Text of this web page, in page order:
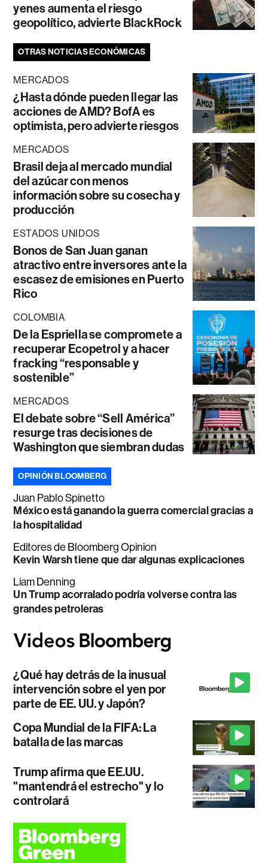
yenes aumenta el riesgo
geopolítico, advierte BlackRock
OTRAS NOTICIAS ECONÓMICAS
MERCADOS
¿Hasta dónde pueden llegar las
acciones de AMD? BofA es
optimista, pero advierte riesgos
MERCADOS
Brasil deja al mercado mundial
del azúcar con menos
información sobre su cosecha y
producción
ESTADOS UNIDOS
Bonos de San Juan ganan
atractivo entre inversores ante la
escasez de emisiones en Puerto
Rico
COLOMBIA
De la Espriella se compromete a
recuperar Ecopetrol y a hacer
fracking “responsable y
sostenible”
MERCADOS
El debate sobre “Sell América”
resurge tras decisiones de
Washington que siembran dudas
OPINIÓN BLOOMBERG
Juan Pablo Spinetto
México está ganando la guerra comercial gracias a
la hospitalidad
Editores de Bloomberg Opinion
Kevin Warsh tiene que dar algunas explicaciones
Liam Denning
Un Trump acorralado podría volverse contra las
grandes petroleras
¿Qué hay detrás de la inusual
intervención sobre el yen por
parte de EE. UU. y Japón?
Copa Mundial de la FIFA: La
batalla de las marcas
Trump afirma que EE.UU.
"mantendrá el estrecho" y lo
controlará